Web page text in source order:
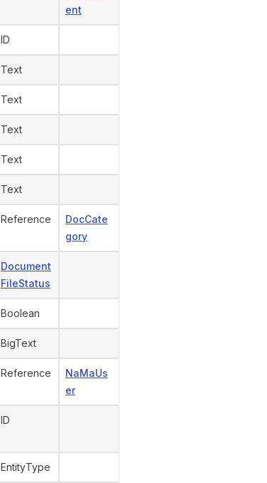
ent
ID
Text
Text
Text
Text
Text
Reference
DocCate
gory
Document
FileStatus
Boolean
BigText
Reference
NaMaUs
er
ID
EntityType